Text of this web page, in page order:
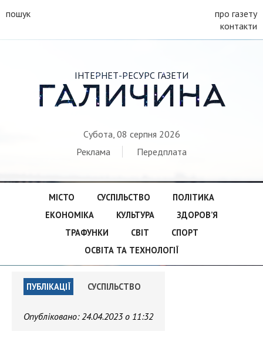
пошук
про газету
контакти
ІНТЕРНЕТ-РЕСУРС ГАЗЕТИ
ГАЛИЧИНА
Субота, 08 серпня 2026
Реклама
Передплата
МІСТО СУСПІЛЬСТВО
ПОЛІТИКА
ЕКОНОМІКА
КУЛЬТУРА
ЗДОРОВ’Я
ТРАФУНКИ
СВІТ
СПОРТ
ОСВІТА ТА ТЕХНОЛОГІЇ
ПУБЛІКАЦІЇ СУСПІЛЬСТВО
Опубліковано:24.04.2023 о 11:32